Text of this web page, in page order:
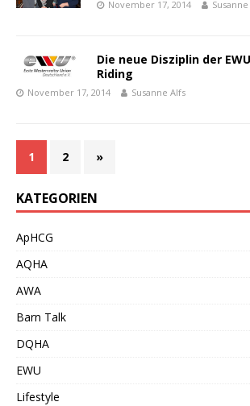
November 17, 2014
Die neue Disziplin der
Riding
November 17, 2014 Susanne Alfs
1 2 »
KATEGORIEN
ApHCG
AQHA
AWA
Barn Talk
DQHA
EWU
Lifestyle